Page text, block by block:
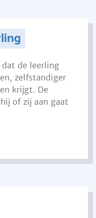
de leerling
zelfstandiger
krijgt. De
of zij aan gaat